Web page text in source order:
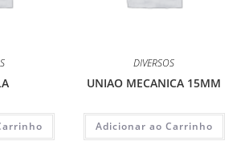
DIVERSOS
UNIAO MECANICA 15MM
Adicionar ao Carrinho